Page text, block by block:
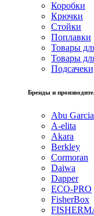
Коробки
Крючки
Стойки
Поплавки
Товары
Товары
Бренды и
Abu Garcia
A-elita
Akara
Berkley
Cormoran
Daiwa
Dapper
ECO-PRO
FisherBox